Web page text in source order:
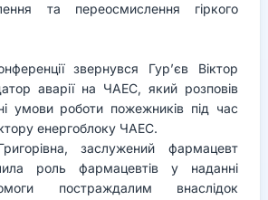
та переосмислення гіркого
звернувся Гур’єв Віктор
аварії на ЧАЕС, який розповів
умови роботи пожежників під час
енергоблоку ЧАЕС.
заслужений фармацевт
роль фармацевтів у наданні
постраждалим внаслідок